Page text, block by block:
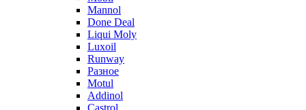
Mannol
Done Deal
Liqui Moly
Luxoil
Runway
Разное
Motul
Addinol
Castrol